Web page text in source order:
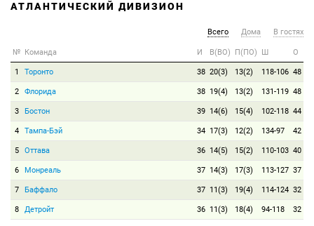
АТЛАНТИЧЕСКИЙ ДИВИЗИОН
Всего Дома В гостях
№ Команда И В(ВО) П(ПО) Ш О
1 Торонто 38 20(3) 13(2) 118-106 48
2 Флорида 38 19(4) 13(2) 131-119 48
3 Бостон 39 14(6) 15(4) 102-118 44
4 Тампа-Бэй 34 17(3) 12(2) 134-97 42
5 Оттава 36 14(5) 15(2) 110-103 40
6 Монреаль 37 14(3) 17(3) 113-127 37
7 Баффало 37 11(3) 19(4) 114-124 32
8 Детройт 36 11(3) 18(4) 94-118 32